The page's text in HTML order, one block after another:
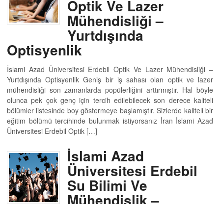
Optik Ve Lazer
Mühendisliği –
Yurtdışında
Optisyenlik
İslami Azad Üniversitesi Erdebil Optik Ve Lazer Mühendisliği –
Yurtdışında Optisyenlik Geniş bir iş sahası olan optik ve lazer
mühendisliği son zamanlarda popülerliğini arttırmıştır. Hal böyle
olunca pek çok genç için tercih edilebilecek son derece kaliteli
bölümler listesinde boy göstermeye başlamıştır. Sizlerde kaliteli bir
eğitim bölümü tercihinde bulunmak istiyorsanız İran İslami Azad
Üniversitesi Erdebil Optik […]
İslami Azad
Üniversitesi Erdebil
Su Bilimi Ve
Mühendislik –